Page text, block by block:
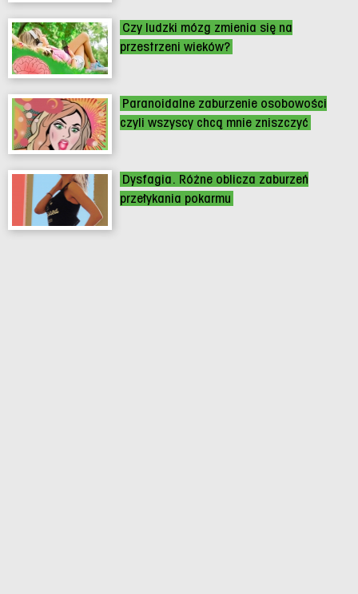
Czy ludzki mózg zmienia się na
przestrzeni wieków?
Paranoidalne zaburzenie osobowości
czyli wszyscy chcą mnie zniszczyć
Dysfagia. Różne oblicza zaburzeń
przełykania pokarmu